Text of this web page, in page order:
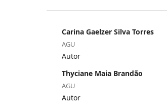
Carina Gaelzer Silva Torres
AGU
Autor
Thyciane Maia Brandão
AGU
Autor